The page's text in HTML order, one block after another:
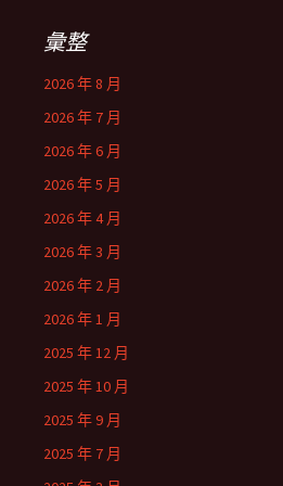
彙整
2026 年 8 月
2026 年 7 月
2026 年 6 月
2026 年 5 月
2026 年 4 月
2026 年 3 月
2026 年 2 月
2026 年 1 月
2025 年 12 月
2025 年 10 月
2025 年 9 月
2025 年 7 月